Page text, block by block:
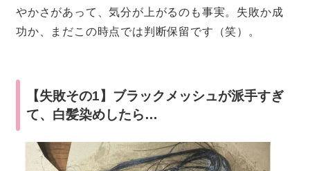
やかさがあって、気分が上がるのも事実。失敗か成
功か、まだこの時点では判断保留です（笑）。
【失敗その1】ブラックメッシュが派手すぎ
て、白髪染めしたら…